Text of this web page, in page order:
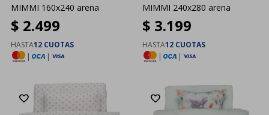
MIMMI 160x240 arena
$ 2.499
HASTA12 CUOTAS
|
|
MIMMI 240x280 arena
$ 3.199
HASTA12 CUOTAS
|
|